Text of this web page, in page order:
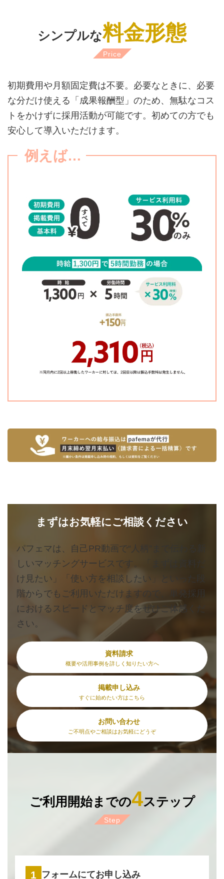
シンプルな料金形態
Price
初期費用や月額固定費は不要。必要なときに、必要
な分だけ使える「成果報酬型」のため、無駄なコス
トをかけずに採用活動が可能です。初めての方でも
安心して導入いただけます。
例えば…
まずはお気軽にご相談ください
パフェマは、自己PR動画で“人柄”まで伝わる新
しいマッチングサービスです。「まずは資料だ
け見たい」「使い方を相談したい」といった段
階からでもご利用いただけますので、単発採用
におけるスピードとマッチ度をぜひご体感くだ
さい。
資料請求
概要や活用事例を詳しく知りたい方へ
掲載申し込み
すぐに始めたい方はこちら
お問い合わせ
ご不明点やご相談はお気軽にどうぞ
ご利用開始までの4ステップ
Step
1 フォームにてお申し込み